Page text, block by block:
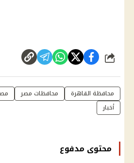
شارك
محافظة القاهرة محافظات مصر
أخبار
محتوى مدفوع